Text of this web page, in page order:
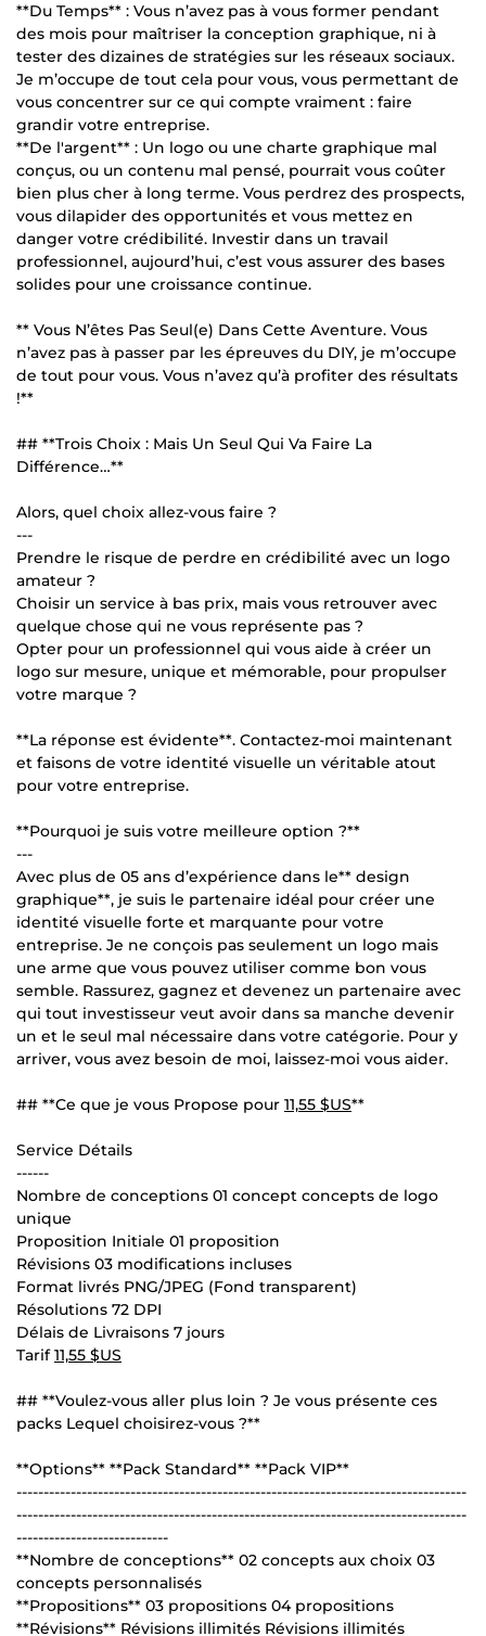
**Du Temps** : Vous n’avez pas à vous former pendant
des mois pour maîtriser la conception graphique, ni à
tester des dizaines de stratégies sur les réseaux sociaux.
Je m’occupe de tout cela pour vous, vous permettant de
vous concentrer sur ce qui compte vraiment : faire
grandir votre entreprise.
**De l'argent** : Un logo ou une charte graphique mal
conçus, ou un contenu mal pensé, pourrait vous coûter
bien plus cher à long terme. Vous perdrez des prospects,
vous dilapider des opportunités et vous mettez en
danger votre crédibilité. Investir dans un travail
professionnel, aujourd’hui, c’est vous assurer des bases
solides pour une croissance continue.
** Vous N’êtes Pas Seul(e) Dans Cette Aventure. Vous
n’avez pas à passer par les épreuves du DIY, je m’occupe
de tout pour vous. Vous n’avez qu’à profiter des résultats
!**
## **Trois Choix : Mais Un Seul Qui Va Faire La
Différence…**
Alors, quel choix allez-vous faire ?
---
Prendre le risque de perdre en crédibilité avec un logo
amateur ?
Choisir un service à bas prix, mais vous retrouver avec
quelque chose qui ne vous représente pas ?
Opter pour un professionnel qui vous aide à créer un
logo sur mesure, unique et mémorable, pour propulser
votre marque ?
**La réponse est évidente**. Contactez-moi maintenant
et faisons de votre identité visuelle un véritable atout
pour votre entreprise.
**Pourquoi je suis votre meilleure option ?**
---
Avec plus de 05 ans d’expérience dans le** design
graphique**, je suis le partenaire idéal pour créer une
identité visuelle forte et marquante pour votre
entreprise. Je ne conçois pas seulement un logo mais
une arme que vous pouvez utiliser comme bon vous
semble. Rassurez, gagnez et devenez un partenaire avec
qui tout investisseur veut avoir dans sa manche devenir
un et le seul mal nécessaire dans votre catégorie. Pour y
arriver, vous avez besoin de moi, laissez-moi vous aider.
## **Ce que je vous Propose pour 11,55 $US**
Service Détails
------
Nombre de conceptions 01 concept concepts de logo
unique
Proposition Initiale 01 proposition
Révisions 03 modifications incluses
Format livrés PNG/JPEG (Fond transparent)
Résolutions 72 DPI
Délais de Livraisons 7 jours
Tarif11,55 $US
## **Voulez-vous aller plus loin ? Je vous présente ces
packs Lequel choisirez-vous ?**
**Options** **Pack Standard** **Pack VIP**
-----------------------------------------------------------------------------------
-----------------------------------------------------------------------------------
----------------------------
**Nombre de conceptions** 02 concepts aux choix 03
concepts personnalisés
**Propositions** 03 propositions 04 propositions
**Révisions** Révisions illimités Révisions illimités